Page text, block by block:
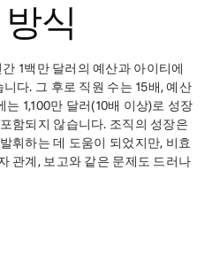
식
1백만 달러의 예산과 아이티에
다. 그 후로 직원 수는 15배, 예산
1,100만 달러(10배 이상)로 성장
함되지 않습니다. 조직의 성장은
휘하는 데 도움이 되었지만, 비효
관계, 보고와 같은 문제도 드러나